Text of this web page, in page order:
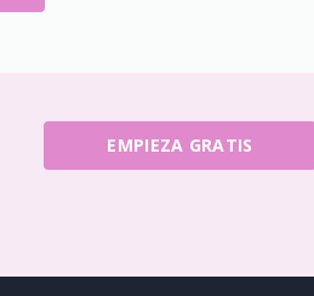
EMPIEZA GRATIS